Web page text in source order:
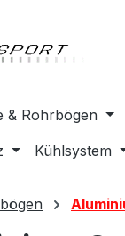
springen
& Rohrbögen
Kühlsystem